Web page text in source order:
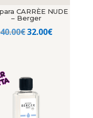
CARRÈE NUDE
– Berger
40.00€El
40.00€.
32.00€El